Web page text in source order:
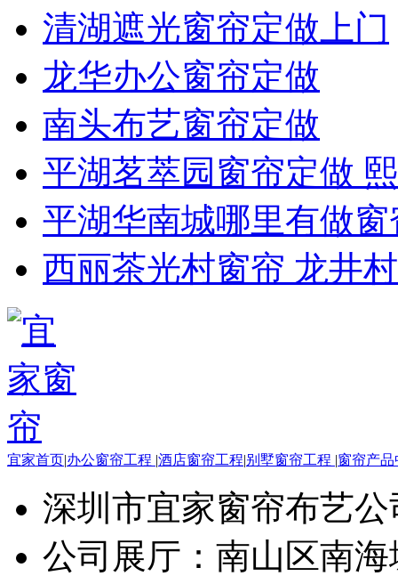
清湖遮光窗帘定做上门
龙华办公窗帘定做
南头布艺窗帘定做
平湖茗萃园窗帘定做
平湖华南城哪里有做窗
西丽茶光村窗帘 龙井
宜家首页|办公窗帘工程 |酒店窗帘工程|别墅窗帘工程 |窗帘产
深圳市宜家窗帘布艺公
公司展厅：南山区南